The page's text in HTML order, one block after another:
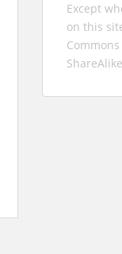
Except
on this